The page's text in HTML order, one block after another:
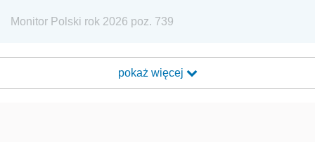
Monitor Polski rok 2026 poz. 739
pokaż więcej